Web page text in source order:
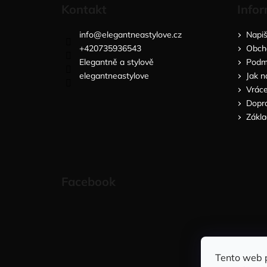
Tento web
info@elegantneastylove.cz
+420735936543
Elegantně a stylově
elegantneastylove
Jak